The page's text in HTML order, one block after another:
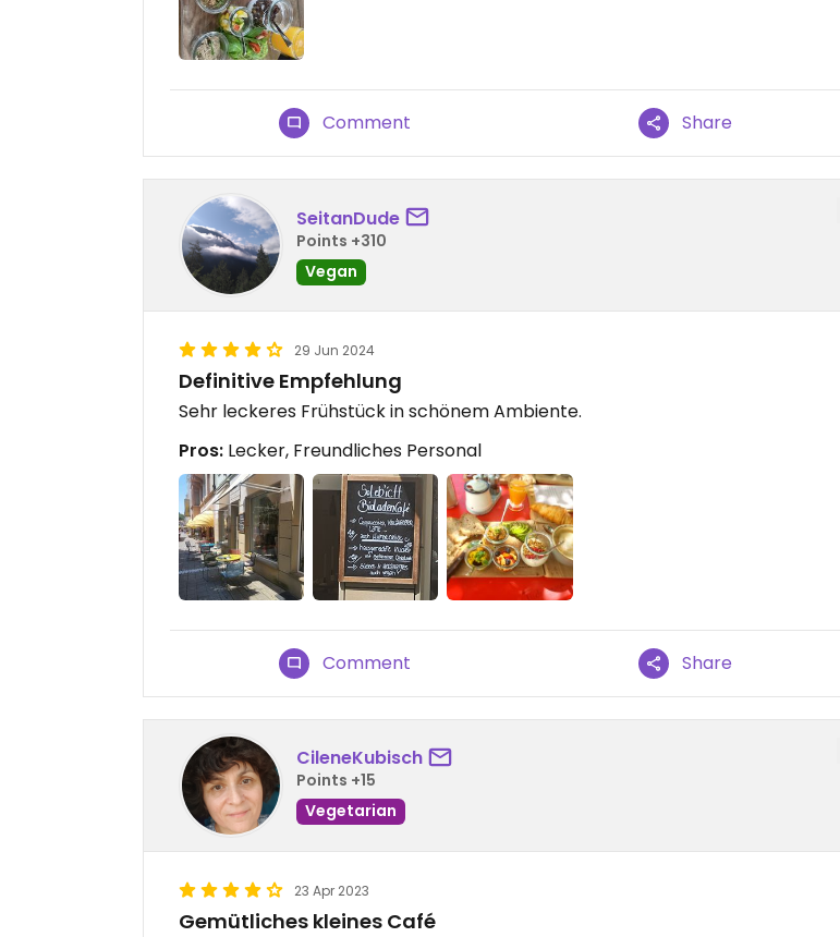
Comment Share
SeitanDude
Points +310
Vegan
29 Jun 2024
Definitive Empfehlung
Sehr leckeres Frühstück in schönem Ambiente.
Pros: Lecker, Freundliches Personal
Comment Share
CileneKubisch
Points +15
Vegetarian
23 Apr 2023
Gemütliches kleines Café